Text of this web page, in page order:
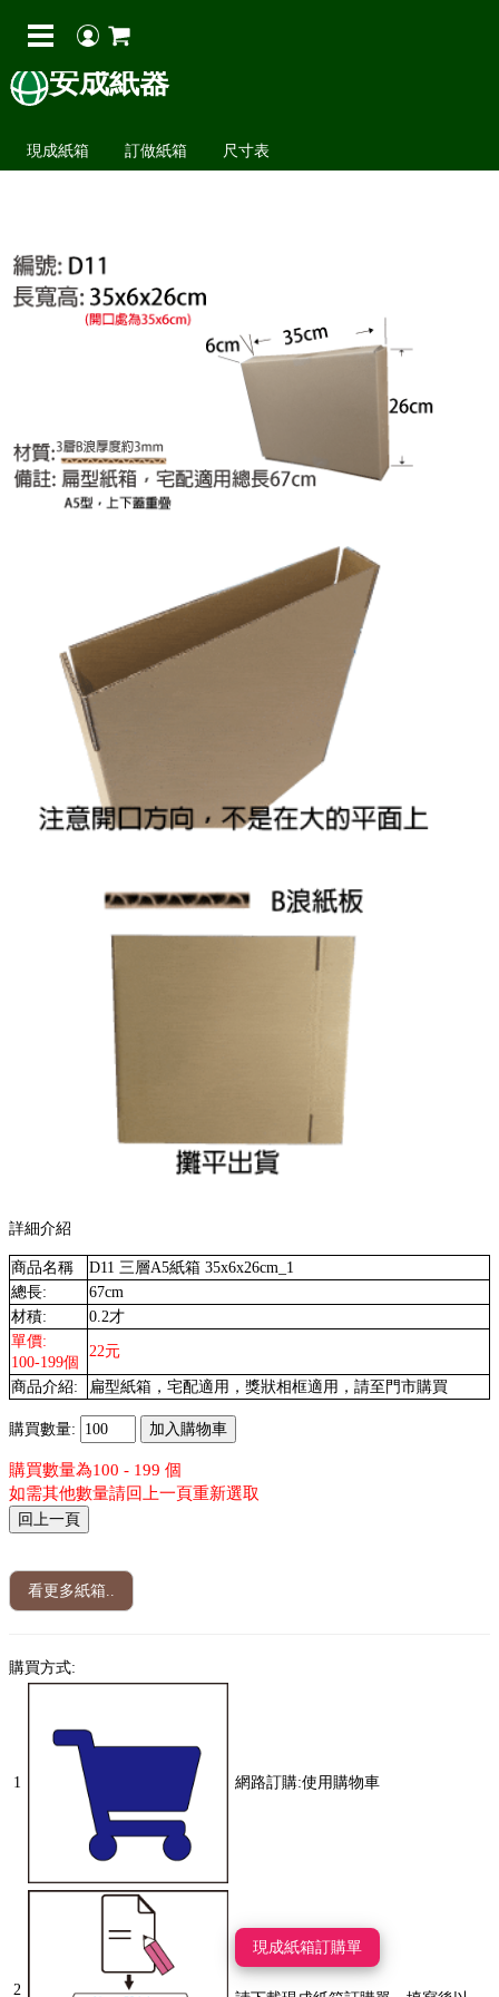
安成紙器
現成紙箱 訂做紙箱 尺寸表
詳細介紹
商品名稱
D11 三層A5紙箱 35x6x26cm_1
總長:
67cm
材積:
0.2才
單價:
100-199個
22元
商品介紹: 扁型紙箱，宅配適用，獎狀相框適用，請至門市購買
購買數量:
購買數量為100 - 199 個
如需其他數量請回上一頁重新選取
看更多紙箱..
購買方式:
1 網路訂購:使用購物車
2
現成紙箱訂購單